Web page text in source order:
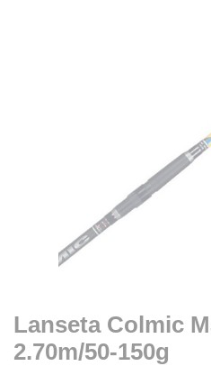
Lanseta Colmic
2.70m/50-150g